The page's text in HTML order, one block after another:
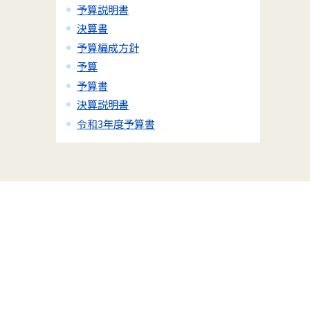
予算説明書
決算書
予算編成方針
予算
予算書
決算説明書
令和3年度予算書